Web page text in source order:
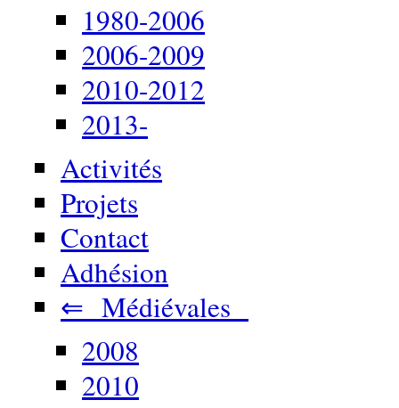
1980-2006
2006-2009
2010-2012
2013-
Activités
Projets
Contact
Adhésion
⇐ Médiévales
2008
2010